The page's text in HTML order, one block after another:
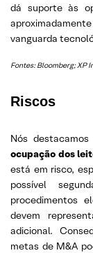
dá suporte às
vanguarda
Fontes: Bloomberg; XP
Riscos
Nós
ocupação dos
está em risco,
possível
procedimentos
devem
adicional.
metas de M&A